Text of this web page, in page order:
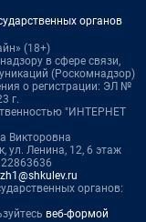
органов
(18+)
в сфере связи,
(Роскомнадзор)
о регистрации: ЭЛ №
г.
"ИНТЕРНЕТ
Викторовна
ул. Ленина, 12, 6 этаж
органов:
веб-формой